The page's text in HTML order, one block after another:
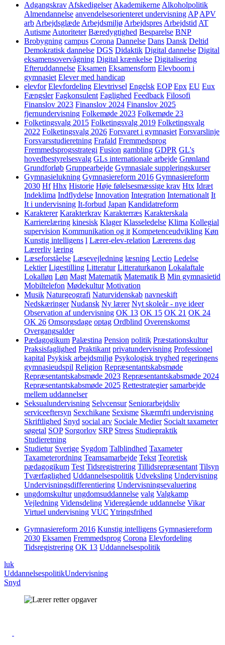
Adgangskrav Afskedigelser Akademikerne Alkoholpolitik
Almendannelse anvendelsesorienteret undervisning AP APV
arb Arbejdsglæde Arbejdsmiljø Arbejdspres Arbejdstid AT
Autisme Autoriteter Bæredygtighed Besparelse BNP
Brobygning campus Corona Dannelse Dans Dansk Deltid
Demokratisk dannelse DGS Didaktik Digital dannelse Digital
eksamensovervågning Digital krænkelse Digitalisering
Efteruddannelse Eksamen Eksamensform Elevboom i
gymnasiet Elever med handicap
elevfor Elevfordeling Elevtrivsel Engelsk EOP Epx EU Eux
Fængsler Fagkonsulent Faglighed Feedback Filosofi
Finanslov 2023 Finanslov 2024 Finanslov 2025
fjernundervisning Folkemøde 2023 Folkemøde 23
Folketingsvalg 2015 Folketingsvalg 2019 Folketingsvalg
2022 Folketingsvalg 2026 Forsvaret i gymnasiet Forsvarslinje
Forsvarsstudieretning Frafald Fremmedsprog
Fremmedsprogsstrategi Fusion gambling GDPR GL's
hovedbestyrelsesvalg GLs internationale arbejde Grønland
Grundforløb Gruppearbejde Gymnasiale suppleringskurser
Gymnasielukning Gymnasiereform 2016 Gymnasiereform
2030 Hf Hhx Historie Høje følelsesmæssige krav Htx Idræt
Indeklima Indflydelse Innovation Integration Internationalt It
It i undervisning It-forbud Japan Kandidatreform
Karakterer Karakterkrav Karakterræs Karakterskala
Karrierelæring kinesisk Klager Klasseledelse Klima Kollegial
supervision Kommunikation og it Kompetenceudvikling Køn
Kunstig intelligens l Lærer-elev-relation Lærerens dag
Lærerliv læring
Læseforståelse Læsevejledning læsning Lectio Ledelse
Lektier Ligestilling Litteratur Litteraturkanon Lokalaftale
Lokalløn Løn Magt Matematik Matematik B Min gymnasietid
Mobiltelefon Mødekultur Motivation
Musik Naturgeografi Naturvidenskab navneskift
Nedskæringer Nudansk Ny lærer Nyt skoleår - nye ideer
Observation af undervisning OK 13 OK 15 OK 21 OK 24
OK 26 Omsorgsdage optag Ordblind Overenskomst
Overgangsalder
Pædagogikum Palæstina Pension politik Præstationskultur
Praksisfaglighed Praktikant privatundervisning Professionel
kapital Psykisk arbejdsmiljø Psykologisk tryghed regeringens
gymnasieudspil Religion Repræsentantskabsmøde
Repræsentantskabsmøde 2023 Repræsentantskabsmøde 2024
Repræsentantskabsmøde 2025 Rettestrategier samarbejde
mellem uddannelser
Seksualundervisning Selvcensur Seniorarbejdsliv
serviceeftersyn Sexchikane Sexisme Skærmfri undervisning
Skriftlighed Snyd social arv Sociale Medier Socialt taxameter
søgetal SOP Sorgorlov SRP Stress Studiepraktik
Studieretning
Studietur Sverige Sygdom Talblindhed Taxameter
Taxameterordning Teamsamarbejde Tekst Teoretisk
pædagogikum Test Tidsregistrering Tillidsrepræsentant Tilsyn
Tværfaglighed Uddannelsespolitik Udveksling Undervisning
Undervisningsdifferentiering Undervisningsevaluering
ungdomskultur ungdomsuddannelse valg Valgkamp
Vejledning Vidensdeling Videregående uddannelse Vikar
Virtuel undervisning VUC Ytringsfrihed
Gymnasiereform 2016 Kunstig intelligens Gymnasiereform
2030 Eksamen Fremmedsprog Corona Elevfordeling
Tidsregistrering OK 13 Uddannelsespolitik
luk
UddannelsespolitikUndervisning
Snyd